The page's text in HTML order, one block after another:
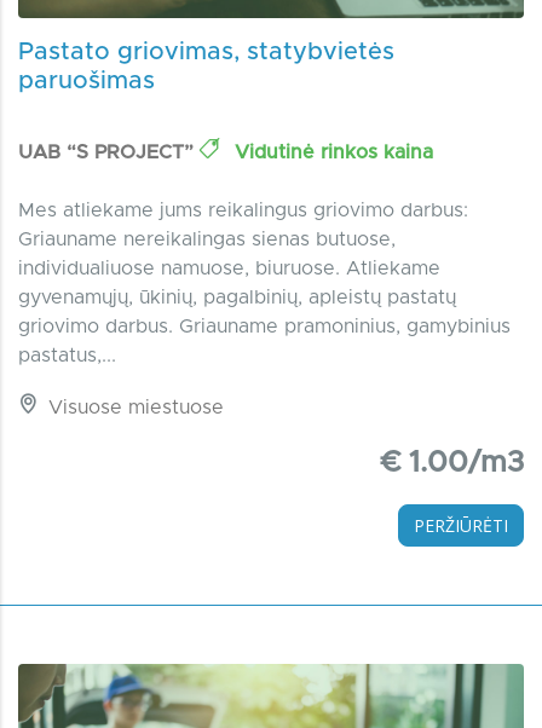
Pastato griovimas, statybvietės
paruošimas
UAB “S PROJECT” Vidutinė rinkos kaina
Mes atliekame jums reikalingus griovimo darbus:
Griauname nereikalingas sienas butuose,
individualiuose namuose, biuruose. Atliekame
gyvenamųjų, ūkinių, pagalbinių, apleistų pastatų
griovimo darbus. Griauname pramoninius, gamybinius
pastatus,...
Visuose miestuose
€ 1.00/m3
PERŽIŪRĖTI